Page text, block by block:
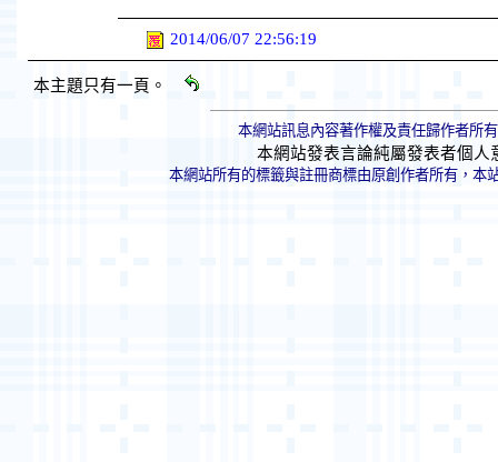
2014/06/07 22:56:19
本主題只有一頁。
本網站訊息內容著作權及責任歸作者所
本網站發表言論純屬發表者個人
本網站所有的標籤與註冊商標由原創作者所有，本